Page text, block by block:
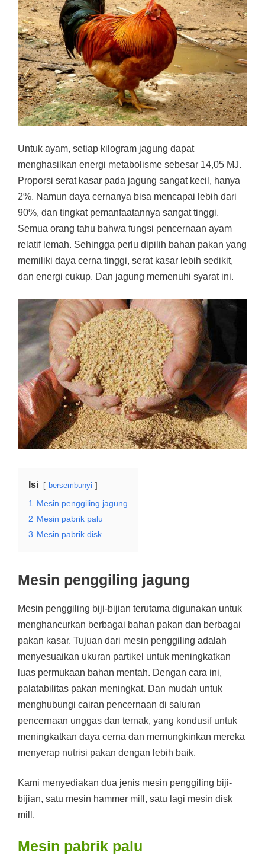
Untuk ayam, setiap kilogram jagung dapat
menghasilkan energi metabolisme sebesar 14,05 MJ.
Proporsi serat kasar pada jagung sangat kecil, hanya
2%. Namun daya cernanya bisa mencapai lebih dari
90%, dan tingkat pemanfaatannya sangat tinggi.
Semua orang tahu bahwa fungsi pencernaan ayam
relatif lemah. Sehingga perlu dipilih bahan pakan yang
memiliki daya cerna tinggi, serat kasar lebih sedikit,
dan energi cukup. Dan jagung memenuhi syarat ini.
Isi bersembunyi
1
Mesin penggiling jagung
2 Mesin pabrik palu
3 Mesin pabrik disk
Mesin penggiling jagung
Mesin penggiling biji-bijian terutama digunakan untuk
menghancurkan berbagai bahan pakan dan berbagai
pakan kasar. Tujuan dari mesin penggiling adalah
menyesuaikan ukuran partikel untuk meningkatkan
luas permukaan bahan mentah. Dengan cara ini,
palatabilitas pakan meningkat. Dan mudah untuk
menghubungi cairan pencernaan di saluran
pencernaan unggas dan ternak, yang kondusif untuk
meningkatkan daya cerna dan memungkinkan mereka
menyerap nutrisi pakan dengan lebih baik.
Kami menyediakan dua jenis mesin penggiling biji-
bijian, satu mesin hammer mill, satu lagi mesin disk
mill.
Mesin pabrik palu